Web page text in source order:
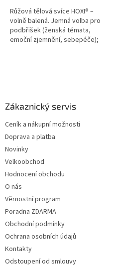
Růžová tělová svíce HOXI® –
volně balená. Jemná volba pro
podbřišek (ženská témata,
emoční zjemnění, sebepéče);
Zákaznický servis
Ceník a nákupní možnosti
Doprava a platba
Novinky
Velkoobchod
Hodnocení obchodu
O nás
Věrnostní program
Poradna ZDARMA
Obchodní podmínky
Ochrana osobních údajů
Kontakty
Odstoupení od smlouvy